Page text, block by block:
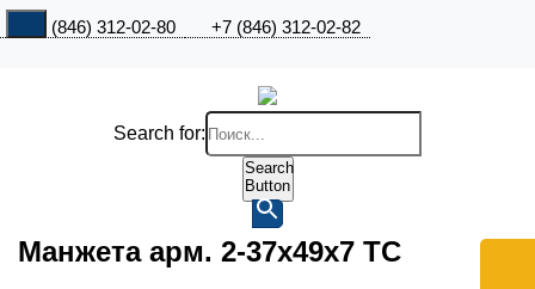
+7 (846) 312-02-80 +7 (846) 312-02-82
Search for:
Search
Button
Манжета арм. 2-37х49х7 ТС